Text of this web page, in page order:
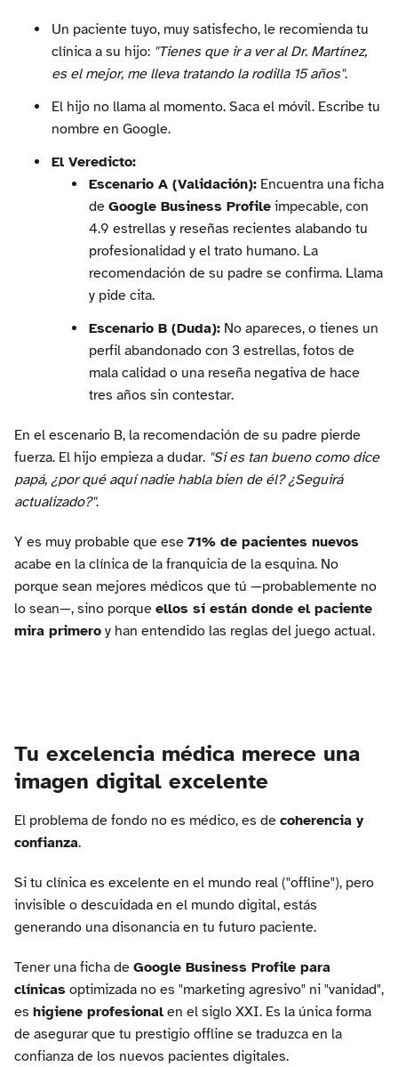
Un paciente tuyo, muy satisfecho, le recomienda tu
clínica a su hijo: "Tienes que ir a ver al Dr. Martínez,
es el mejor, me lleva tratando la rodilla 15 años".
El hijo no llama al momento. Saca el móvil. Escribe tu
nombre en Google.
El Veredicto:
Escenario A (Validación): Encuentra una ficha
de Google Business Profile impecable, con
4.9 estrellas y reseñas recientes alabando tu
profesionalidad y el trato humano. La
recomendación de su padre se confirma. Llama
y pide cita.
Escenario B (Duda): No apareces, o tienes un
perfil abandonado con 3 estrellas, fotos de
mala calidad o una reseña negativa de hace
tres años sin contestar.
En el escenario B, la recomendación de su padre pierde
fuerza. El hijo empieza a dudar. "Si es tan bueno como dice
papá, ¿por qué aquí nadie habla bien de él? ¿Seguirá
actualizado?".
Y es muy probable que ese 71% de pacientes nuevos
acabe en la clínica de la franquicia de la esquina. No
porque sean mejores médicos que tú —probablemente no
lo sean—, sino porque ellos sí están donde el paciente
mira primero y han entendido las reglas del juego actual.
Tu excelencia médica merece una
imagen digital excelente
El problema de fondo no es médico, es de coherencia y
confianza.
Si tu clínica es excelente en el mundo real ("offline"), pero
invisible o descuidada en el mundo digital, estás
generando una disonancia en tu futuro paciente.
Tener una ficha de Google Business Profile para
clínicas optimizada no es "marketing agresivo" ni "vanidad",
es higiene profesional en el siglo XXI. Es la única forma
de asegurar que tu prestigio offline se traduzca en la
confianza de los nuevos pacientes digitales.